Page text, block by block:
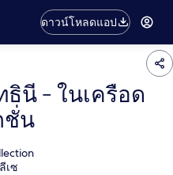
ดาวน์โหลดแอป
นี - ในเครือด
ชั่น
เซ